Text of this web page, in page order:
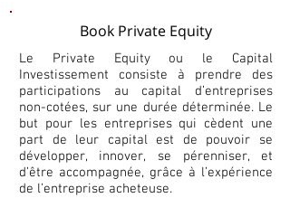
Book Private Equity
Le Private Equity ou le Capital
Investissement consiste à prendre des
participations au capital d’entreprises
non-cotées, sur une durée déterminée. Le
but pour les entreprises qui cèdent une
part de leur capital est de pouvoir se
développer, innover, se pérenniser, et
d’être accompagnée, grâce à l’expérience
de l’entreprise acheteuse.